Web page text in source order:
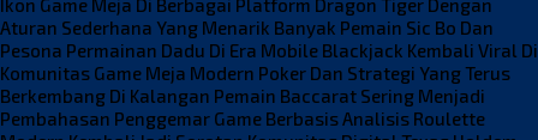
Ikon Game Meja Di Berbagai Platform Dragon Tiger Dengan
Aturan Sederhana Yang Menarik Banyak Pemain Sic Bo Dan
Pesona Permainan Dadu Di Era Mobile Blackjack Kembali Viral Di
Komunitas Game Meja Modern Poker Dan Strategi Yang Terus
Berkembang Di Kalangan Pemain Baccarat Sering Menjadi
Pembahasan Penggemar Game Berbasis Analisis Roulette